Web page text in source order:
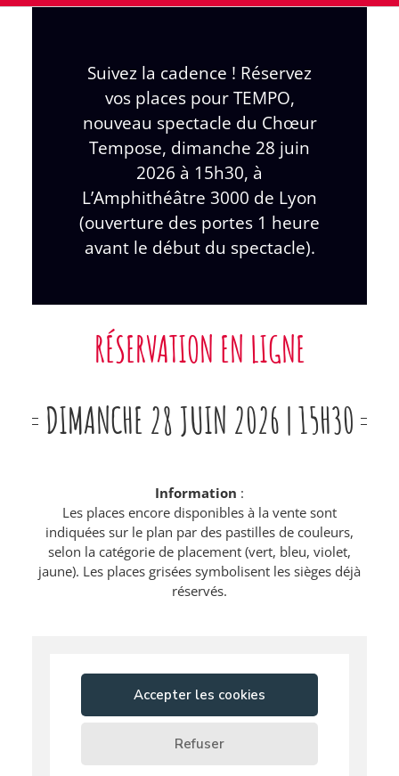
Suivez la cadence ! Réservez
vos places pour TEMPO,
nouveau spectacle du Chœur
Tempose, dimanche 28 juin
2026 à 15h30, à
L’Amphithéâtre 3000 de Lyon
(ouverture des portes 1 heure
avant le début du spectacle).
RÉSERVATION EN LIGNE
DIMANCHE 28 JUIN 2026 | 15H30
Information :
Les places encore disponibles à la vente sont
indiquées sur le plan par des pastilles de couleurs,
selon la catégorie de placement (vert, bleu, violet,
jaune). Les places grisées symbolisent les sièges déjà
réservés.